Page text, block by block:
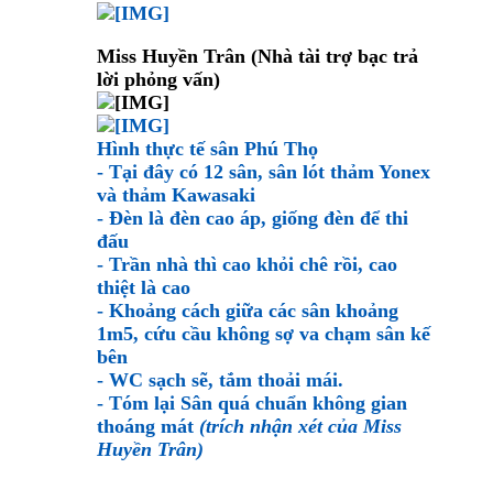
Miss Huyền Trân (Nhà tài trợ bạc trả
lời phỏng vấn)
Hình thực tế sân Phú Thọ
- Tại đây có 12 sân, sân lót thảm Yonex
và thảm Kawasaki
- Đèn là đèn cao áp, giống đèn để thi
đấu
- Trần nhà thì cao khỏi chê rồi, cao
thiệt là cao
- Khoảng cách giữa các sân khoảng
1m5, cứu cầu không sợ va chạm sân kế
bên
- WC sạch sẽ, tắm thoải mái.
- Tóm lại Sân quá chuẩn không gian
thoáng mát (trích nhận xét của Miss
Huyền Trân)